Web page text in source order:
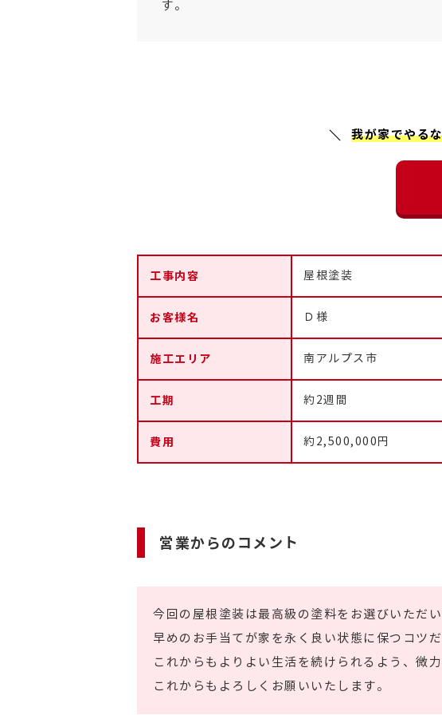
す。
我が家でやる
工事内容 屋根塗装
お客様名 Ｄ様
施工エリア 南アルプス市
工期 約2週間
費用 約2,500,000円
営業からのコメント
今回の屋根塗装は最高級の塗料をお選びいただ
早めのお手当てが家を永く良い状態に保つコツ
これからもよりよい生活を続けられるよう、微
これからもよろしくお願いいたします。